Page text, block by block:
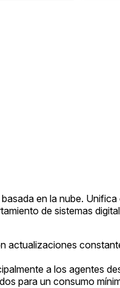
en la nube.
de sistemas
a los agentes
para un consumo